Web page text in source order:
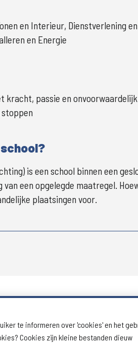
te informeren over 'cookies' en het
Cookies zijn kleine bestanden dieuw
en Interieur, Dienstverlening
en Energie
kracht, passie en
stoppen
is een school binnen een
een opgelegde maatregel.
plaatsingen voor.
Naar